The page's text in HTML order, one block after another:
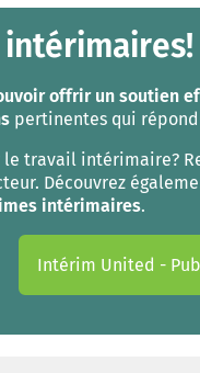
offrir un soutien
pertinentes qui
travail intérimaire?
Découvrez
intérimaires.
Intérim United -